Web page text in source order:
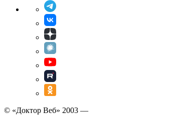
© «Доктор Веб» 2003 —